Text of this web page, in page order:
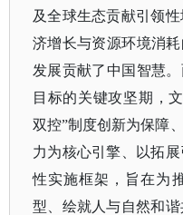
及全球生态贡献引领
济增长与资源环境消
发展贡献了中国智慧
目标的关键攻坚期，
双控”制度创新为保障
力为核心引擎、以拓
性实施框架，旨在为
型、绘就人与自然和